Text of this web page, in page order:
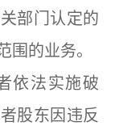
部门认定的
围的业务。
法实施破
股东因违反